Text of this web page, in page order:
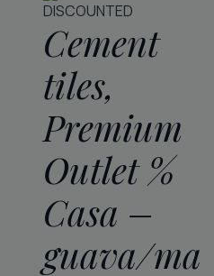
DISCOUNTED
Cement
tiles,
Premium
Outlet %
Casa –
guava/